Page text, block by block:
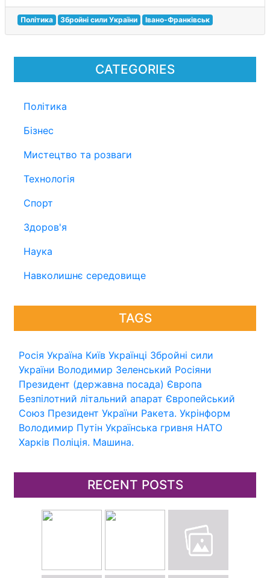
CATEGORIES
Політика
Бізнес
Мистецтво та розваги
Технологія
Спорт
Здоров'я
Наука
Навколишнє середовище
TAGS
Росія Україна Київ Українці Збройні сили
України Володимир Зеленський Росіяни
Президент (державна посада) Європа
Безпілотний літальний апарат Європейський
Союз Президент України Ракета. Укрінформ
Володимир Путін Українська гривня НАТО
Харків Поліція. Машина.
RECENT POSTS
Політика Збройні сили України Івано-Франківськ